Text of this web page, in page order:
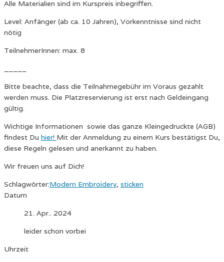
Alle Materialien sind im Kurspreis inbegriffen.
Level: Anfänger (ab ca. 10 Jahren), Vorkenntnisse sind nicht
nötig
TeilnehmerInnen: max. 8
Bitte beachte, dass die Teilnahmegebühr im Voraus gezahlt
werden muss. Die Platzreservierung ist erst nach Geldeingang
gültig.
Wichtige Informationen sowie das ganze Kleingedruckte (AGB)
findest Du hier! Mit der Anmeldung zu einem Kurs bestätigst Du,
diese Regeln gelesen und anerkannt zu haben.
Wir freuen uns auf Dich!
Schlagwörter:Modern Embroidery, sticken
Datum
21. Apr.. 2024
leider schon vorbei
Uhrzeit